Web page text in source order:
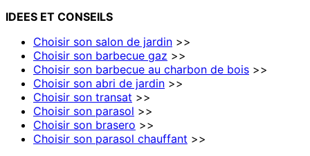
IDEES ET CONSEILS
Choisir son salon de jardin >>
Choisir son barbecue gaz >>
Choisir son barbecue au charbon de bois >>
Choisir son abri de jardin >>
Choisir son transat >>
Choisir son parasol >>
Choisir son brasero >>
Choisir son parasol chauffant >>